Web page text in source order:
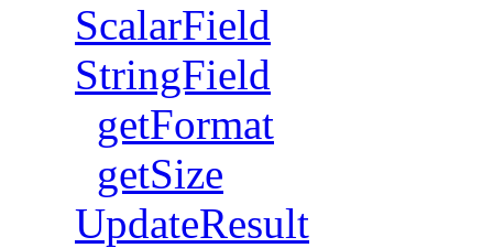
ScalarField
StringField
getFormat
getSize
UpdateResult